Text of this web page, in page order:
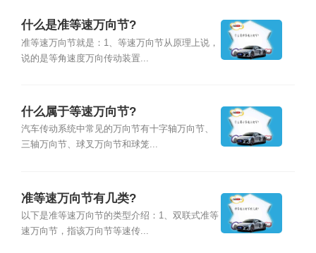
什么是准等速万向节?
准等速万向节就是：1、等速万向节从原理上说，
说的是等角速度万向传动装置...
什么属于等速万向节?
汽车传动系统中常见的万向节有十字轴万向节、
三轴万向节、球叉万向节和球笼...
准等速万向节有几类?
以下是准等速万向节的类型介绍：1、双联式准等
速万向节，指该万向节等速传...